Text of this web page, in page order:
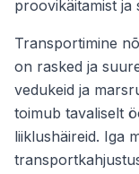
proovikäitamist ja
Transportimine
on rasked ja
vedukeid ja
toimub tavaliselt
liiklushäireid. Iga